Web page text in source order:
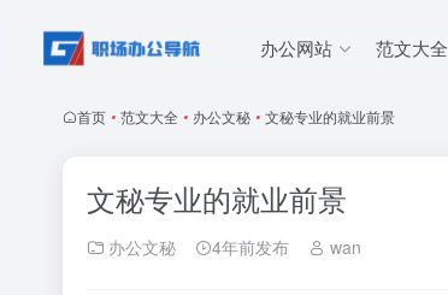
办公网站 范文大全
首页 • 范文大全 • 办公文秘 • 文秘专业的就业前景
文秘专业的就业前景
办公文秘 4年前发布 wan